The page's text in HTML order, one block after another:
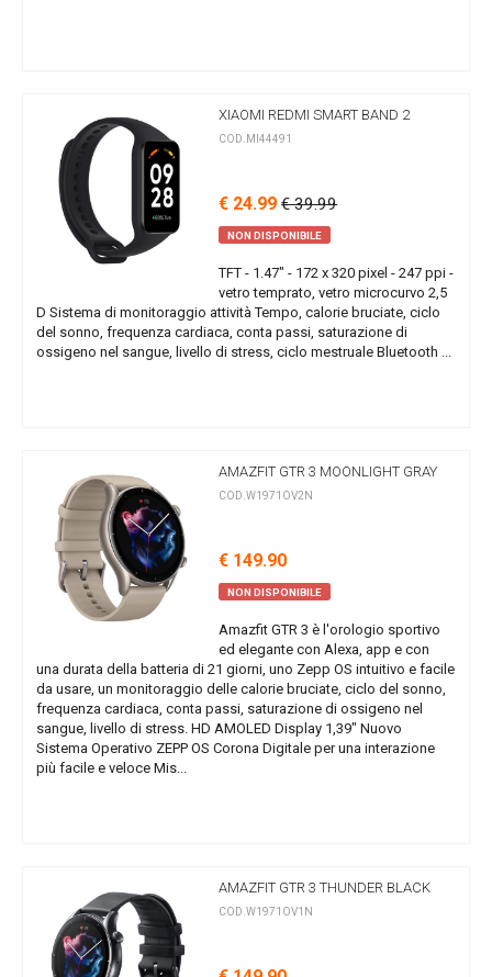
XIAOMI REDMI SMART BAND 2
COD.MI44491
€ 24.99 € 39.99
NON DISPONIBILE
TFT - 1.47" - 172 x 320 pixel - 247 ppi -
vetro temprato, vetro microcurvo 2,5
D Sistema di monitoraggio attività Tempo, calorie bruciate, ciclo
del sonno, frequenza cardiaca, conta passi, saturazione di
ossigeno nel sangue, livello di stress, ciclo mestruale Bluetooth ...
AMAZFIT GTR 3 MOONLIGHT GRAY
COD.W1971OV2N
€ 149.90
NON DISPONIBILE
Amazfit GTR 3 è l'orologio sportivo
ed elegante con Alexa, app e con
una durata della batteria di 21 giorni, uno Zepp OS intuitivo e facile
da usare, un monitoraggio delle calorie bruciate, ciclo del sonno,
frequenza cardiaca, conta passi, saturazione di ossigeno nel
sangue, livello di stress. HD AMOLED Display 1,39" Nuovo
Sistema Operativo ZEPP OS Corona Digitale per una interazione
più facile e veloce Mis...
AMAZFIT GTR 3 THUNDER BLACK
COD.W1971OV1N